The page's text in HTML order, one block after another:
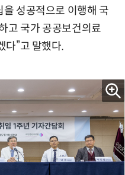
성공적으로 이행해 국
고 국가 공공보건의료
다”고 말했다.